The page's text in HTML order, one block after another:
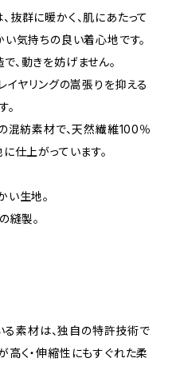
群に暖かく、肌にあたって
気持ちの良い着心地です。
、動きを妨げません。
イヤリングの嵩張りを抑える
混紡素材で、天然繊維100％
仕上がっています。
い生地。
縫製。
素材は、独自の特許技術で
く・伸縮性にもすぐれた柔